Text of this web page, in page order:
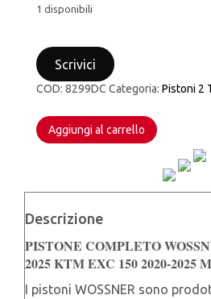
1 disponibili
COMPLETO
WOSSNER
KTM
SX
2016-
2025
150
2025
MISURA
57,97
Scrivici
COD: 8299DC Categoria: Pistoni 2
Aggiungi al carrello
Descrizione
PISTONE COMPLETO
2025 KTM EXC 150 2020-2025
I pistoni WOSSNER sono